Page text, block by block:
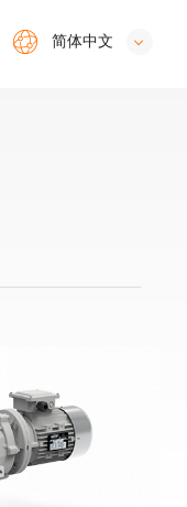
简体中文